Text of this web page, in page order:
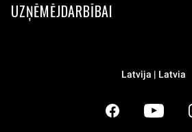
UZŅĒMĒJDARBĪBAI
Latvija | Latvia